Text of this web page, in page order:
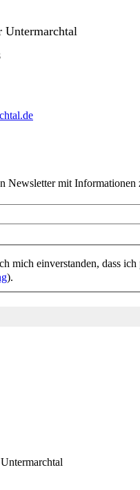
Newsletter mit
mich einverstanden, dass
).